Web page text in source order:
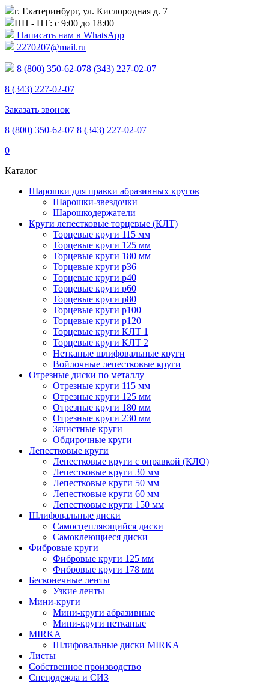
г. Екатеринбург, ул. Кислородная д. 7
ПН - ПТ: с 9:00 до 18:00
Написать нам в WhatsApp
2270207@mail.ru
8 (800) 350-62-078 (343) 227-02-07
8 (343) 227-02-07
Заказать звонок
8 (800) 350-62-07 8 (343) 227-02-07
0
Каталог
Шарошки для правки абразивных кругов
Шарошки-звездочки
Шарошкодержатели
Круги лепестковые торцевые (КЛТ)
Торцевые круги 115 мм
Торцевые круги 125 мм
Торцевые круги 180 мм
Торцевые круги p36
Торцевые круги p40
Торцевые круги p60
Торцевые круги p80
Торцевые круги p100
Торцевые круги p120
Торцевые круги КЛТ 1
Торцевые круги КЛТ 2
Нетканые шлифовальные круги
Войлочные лепестковые круги
Отрезные диски по металлу
Отрезные круги 115 мм
Отрезные круги 125 мм
Отрезные круги 180 мм
Отрезные круги 230 мм
Зачистные круги
Обдирочные круги
Лепестковые круги
Лепестковые круги с оправкой (КЛО)
Лепестковые круги 30 мм
Лепестковые круги 50 мм
Лепестковые круги 60 мм
Лепестковые круги 150 мм
Шлифовальные диски
Самосцепляющийся диски
Самоклеющиеся диски
Фибровые круги
Фибровые круги 125 мм
Фибровые круги 178 мм
Бесконечные ленты
Узкие ленты
Мини-круги
Мини-круги абразивные
Мини-круги нетканые
MIRKA
Шлифовальные диски MIRKA
Листы
Собственное производство
Спецодежда и СИЗ